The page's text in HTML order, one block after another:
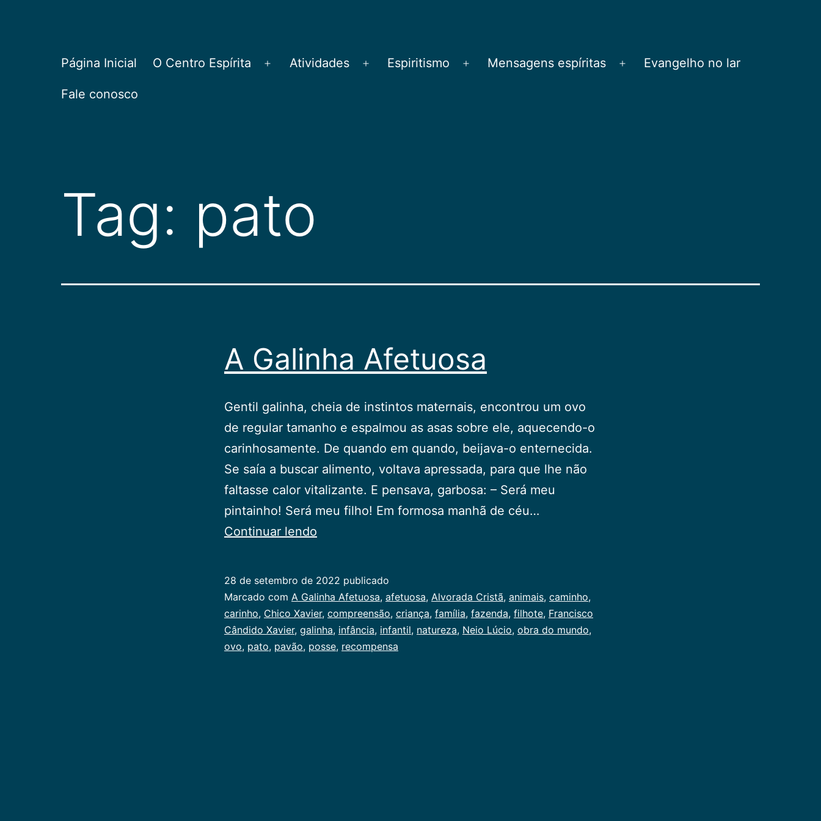
CEPAC
Página Inicial O Centro Espírita
Abrir
Atividades
Abrir
Espiritismo
Abrir
Mensagens espíritas
Abrir
Evangelho no lar
Fale conosco
Tag: pato
A Galinha Afetuosa
Gentil galinha, cheia de instintos maternais, encontrou um ovo
de regular tamanho e espalmou as asas sobre ele, aquecendo-o
carinhosamente. De quando em quando, beijava-o enternecida.
Se saía a buscar alimento, voltava apressada, para que lhe não
faltasse calor vitalizante. E pensava, garbosa: – Será meu
pintainho! Será meu filho! Em formosa manhã de céu…
Continuar lendo
28 de setembro de 2022 publicado
Categorizado
como
Infancia
Marcado com A Galinha Afetuosa, afetuosa, Alvorada Cristã, animais, caminho,
carinho, Chico Xavier, compreensão, criança, família, fazenda, filhote, Francisco
Cândido Xavier, galinha, infância, infantil, natureza, Neio Lúcio, obra do mundo,
ovo, pato, pavão, posse, recompensa